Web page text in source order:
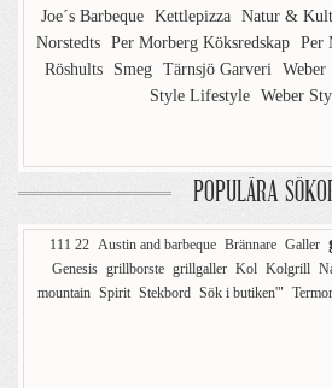
Joe´s Barbeque Kettlepizza Natur &
Norstedts Per Morberg Köksredskap Per
Röshults
Smeg Tärnsjö Garveri Weber
Style Lifestyle Weber
POPULÄRA
111 22 Austin and barbeque Brännare Galler
Genesis grillborste grillgaller Kol Kolgrill
mountain Spirit Stekbord Sök i butiken'"